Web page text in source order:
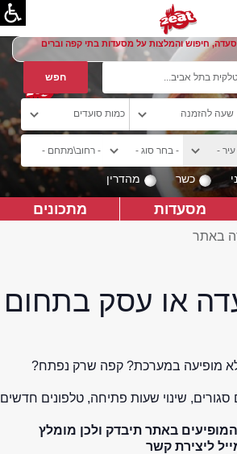
חיפוש והמלצות על מסעדות בתי קפה וברים
כשר מהדרין
מסעדות מתכונים
באתר
או עסק בתחום
מופיעה במערכת? קפה שרק נפתח?
סגורים, שינוי שעות פתיחה, טלפונים חדשים
באתר תיבדק ולכן מומלץ
ליצירת קשר